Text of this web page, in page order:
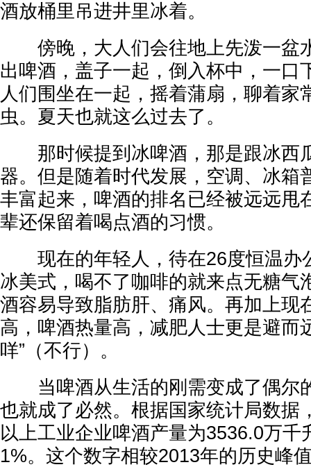
酒放桶里吊进井里冰着。
傍晚，大人们会往地上先泼一盆
出啤酒，盖子一起，倒入杯中，一口
人们围坐在一起，摇着蒲扇，聊着家
虫。夏天也就这么过去了。
那时候提到冰啤酒，那是跟冰西
器。但是随着时代发展，空调、冰箱
丰富起来，啤酒的排名已经被远远甩
辈还保留着喝点酒的习惯。
现在的年轻人，待在26度恒温办
冰美式，喝不了咖啡的就来点无糖气
酒容易导致脂肪肝、痛风。再加上现
高，啤酒热量高，减肥人士更是避而
咩”（不行）。
当啤酒从生活的刚需变成了偶尔
也就成了必然。根据国家统计局数据
以上工业企业啤酒产量为3536.0万千
1%。这个数字相较2013年的历史峰